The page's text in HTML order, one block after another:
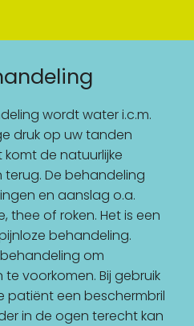
wordt water i.c.m.
druk op uw tanden
de natuurlijke
De behandeling
en aanslag o.a.
thee of roken. Het is een
behandeling.
om
voorkomen. Bij gebruik
patiënt een beschermbril
in de ogen terecht kan